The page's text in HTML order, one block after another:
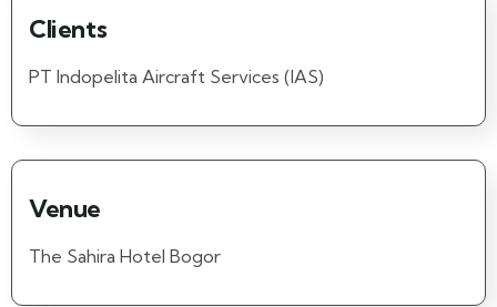
Clients
PT Indopelita Aircraft Services (IAS)
Venue
The Sahira Hotel Bogor